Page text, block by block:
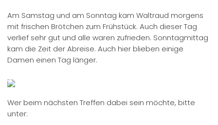
Am Samstag und am Sonntag kam Waltraud morgens
mit frischen Brötchen zum Frühstück. Auch dieser Tag
verlief sehr gut und alle waren zufrieden. Sonntagmittag
kam die Zeit der Abreise. Auch hier blieben einige
Damen einen Tag länger.
Wer beim nächsten Treffen dabei sein möchte, bitte
unter: